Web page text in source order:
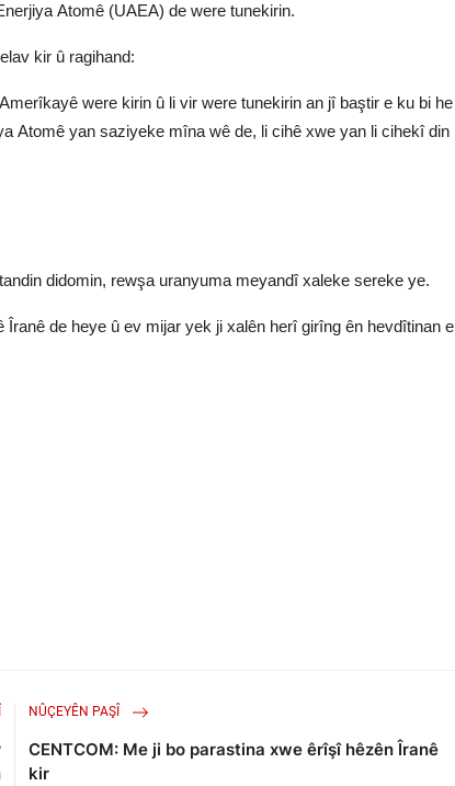
Atomê (UAEA) de were tunekirin.
kir û ragihand:
were kirin û li vir were tunekirin an jî baştir e ku bi he
Atomê yan saziyeke mîna wê de, li cihê xwe yan li cihekî din
didomin, rewşa uranyuma meyandî xaleke sereke ye.
de heye û ev mijar yek ji xalên herî girîng ên hevdîtinan e
NÛÇEYÊN PAŞÎ
CENTCOM: Me ji bo parastina xwe êrîşî hêzên Îranê
kir